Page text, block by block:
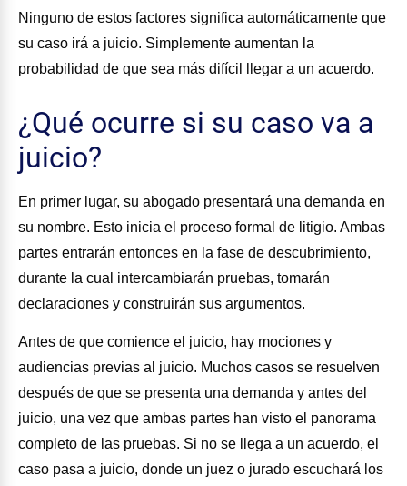
Ninguno de estos factores significa automáticamente que
su caso irá a juicio. Simplemente aumentan la
probabilidad de que sea más difícil llegar a un acuerdo.
¿Qué ocurre si su caso va a
juicio?
En primer lugar, su abogado presentará una demanda en
su nombre. Esto inicia el proceso formal de litigio. Ambas
partes entrarán entonces en la fase de descubrimiento,
durante la cual intercambiarán pruebas, tomarán
declaraciones y construirán sus argumentos.
Antes de que comience el juicio, hay mociones y
audiencias previas al juicio. Muchos casos se resuelven
después de que se presenta una demanda y antes del
juicio, una vez que ambas partes han visto el panorama
completo de las pruebas. Si no se llega a un acuerdo, el
caso pasa a juicio, donde un juez o jurado escuchará los